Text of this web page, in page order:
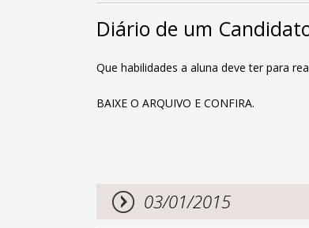
Diário de um
Que habilidades a aluna deve ter para
BAIXE O ARQUIVO E CONFIRA.
03/01/2015